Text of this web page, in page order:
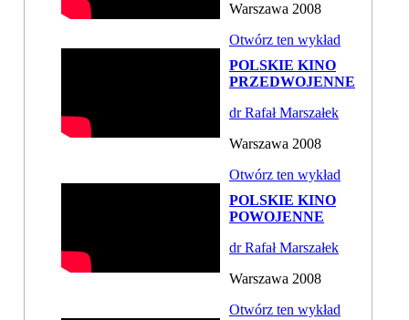
Warszawa 2008
Otwórz ten wykład
POLSKIE KINO
PRZEDWOJENNE
dr Rafał Marszałek
Warszawa 2008
Otwórz ten wykład
POLSKIE KINO
POWOJENNE
dr Rafał Marszałek
Warszawa 2008
Otwórz ten wykład